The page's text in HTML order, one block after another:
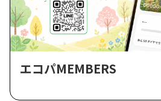
エコパMEMBERS